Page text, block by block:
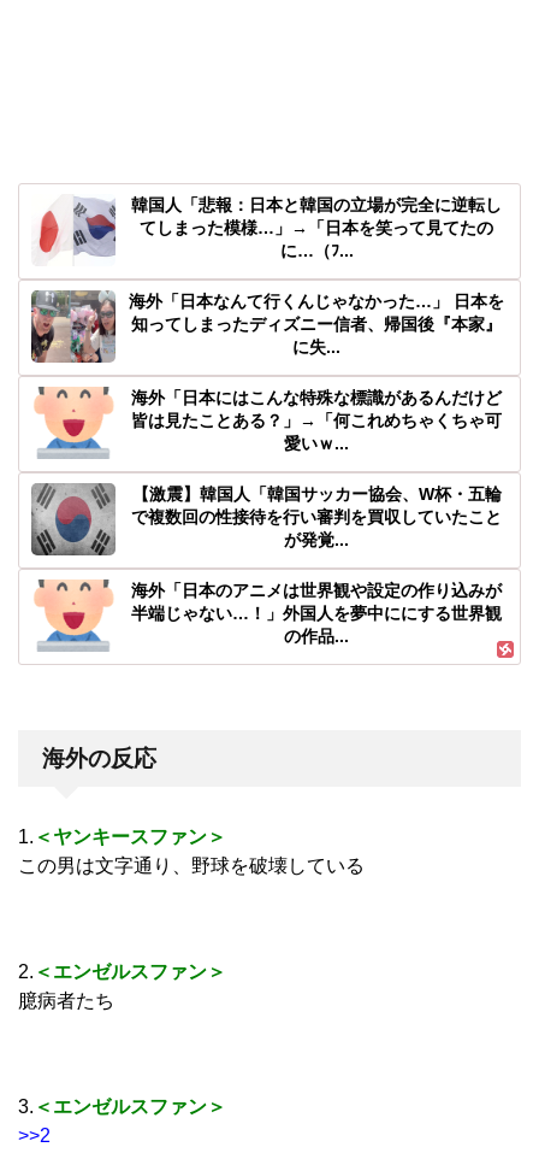
韓国人「悲報：日本と韓国の立場が完全に逆転し
てしまった模様…」→「日本を笑って見てたの
に…（ﾌ...
海外「日本なんて行くんじゃなかった…」 日本を
知ってしまったディズニー信者、帰国後『本家』
に失...
海外「日本にはこんな特殊な標識があるんだけど
皆は見たことある？」→「何これめちゃくちゃ可
愛いｗ...
【激震】韓国人「韓国サッカー協会、W杯・五輪
で複数回の性接待を行い審判を買収していたこと
が発覚...
海外「日本のアニメは世界観や設定の作り込みが
半端じゃない…！」外国人を夢中ににする世界観
の作品...
海外の反応
1. ＜ヤンキースファン＞
この男は文字通り、野球を破壊している
2. ＜エンゼルスファン＞
臆病者たち
3. ＜エンゼルスファン＞
>>2